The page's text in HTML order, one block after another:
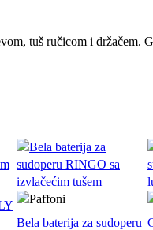
tuš ručicom i držačem.
Bela baterija za sudoperu